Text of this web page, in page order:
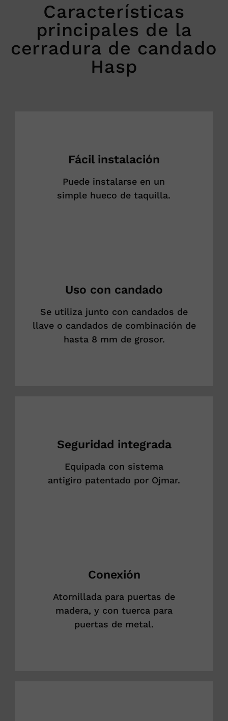
Características
principales de la
cerradura de candado
Hasp
Fácil instalación
Puede instalarse en un
simple hueco de taquilla.
Uso con candado
Se utiliza junto con candados de
llave o candados de combinación de
hasta 8 mm de grosor.
Seguridad integrada
Equipada con sistema
antigiro patentado por Ojmar.
Conexión
Atornillada para puertas de
madera, y con tuerca para
puertas de metal.